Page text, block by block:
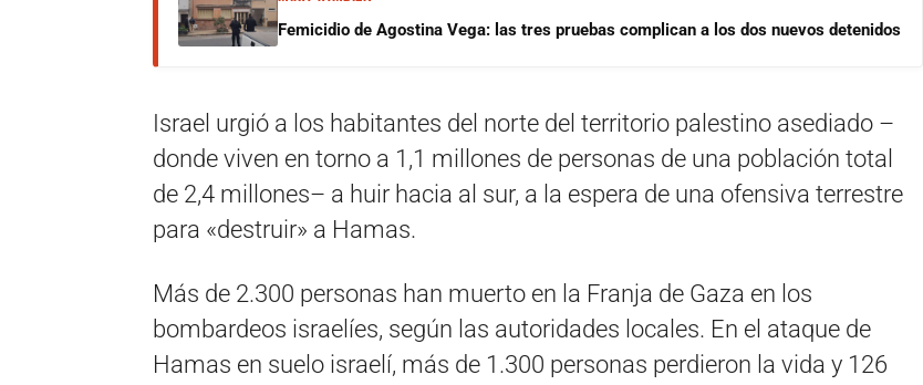
Femicidio de Agostina Vega: las tres pruebas complican a los dos nuevos detenidos
Israel urgió a los habitantes del norte del territorio palestino asediado –
donde viven en torno a 1,1 millones de personas de una población total
de 2,4 millones– a huir hacia al sur, a la espera de una ofensiva terrestre
para «destruir» a Hamas.
Más de 2.300 personas han muerto en la Franja de Gaza en los
bombardeos israelíes, según las autoridades locales. En el ataque de
Hamas en suelo israelí, más de 1.300 personas perdieron la vida y 126